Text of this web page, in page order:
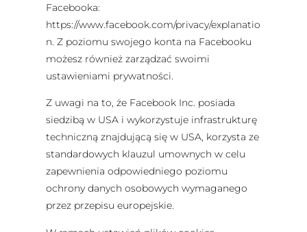
Facebooka:
https://www.facebook.com/privacy/explanatio
n. Z poziomu swojego konta na Facebooku
możesz również zarządzać swoimi
ustawieniami prywatności.
Z uwagi na to, że Facebook Inc. posiada
siedzibą w USA i wykorzystuje infrastrukturę
techniczną znajdującą się w USA, korzysta ze
standardowych klauzul umownych w celu
zapewnienia odpowiedniego poziomu
ochrony danych osobowych wymaganego
przez przepisu europejskie.